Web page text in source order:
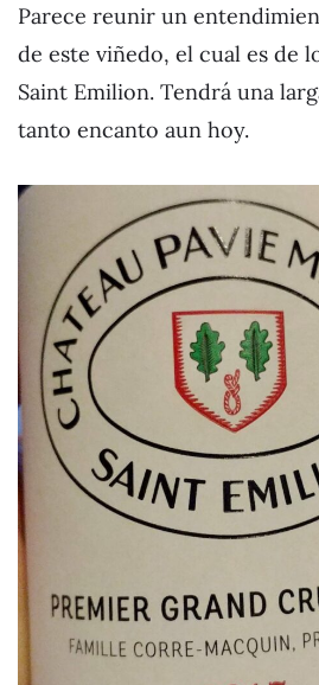
Parece reunir un
de este viñedo, el cual es de
Saint Emilion. Tendrá una
tanto encanto aun hoy.